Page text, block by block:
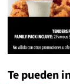
Te pueden